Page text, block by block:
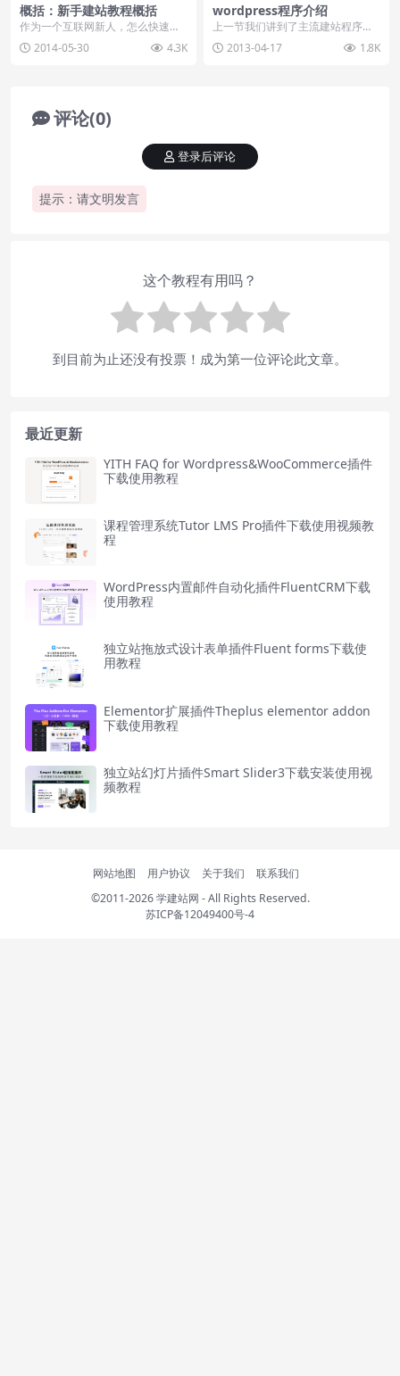
概括：新手建站教程概括
作为一个互联网新人，怎么快速搭
建一个属于自己的网站呢？可能你
会觉得需要学习很多语...
2014-05-30 4.3K
wordpress程序介绍
上一节我们讲到了主流建站程序，
其中提到了wordpress程序，为什
么要给大家推...
2013-04-17 1.8K
评论(0)
提示：请文明发言
登录后评论
这个教程有用吗？
到目前为止还没有投票！成为第一位评论此文章。
最近更新
YITH FAQ for Wordpress&WooCommerce插件
下载使用教程
课程管理系统Tutor LMS Pro插件下载使用视频教
程
WordPress内置邮件自动化插件FluentCRM下载
使用教程
独立站拖放式设计表单插件Fluent forms下载使
用教程
Elementor扩展插件Theplus elementor addon
下载使用教程
独立站幻灯片插件Smart Slider3下载安装使用视
频教程
网站地图 用户协议 关于我们
联系我们
©2011-2026学建站网 - All Rights Reserved.
苏ICP备12049400号-4